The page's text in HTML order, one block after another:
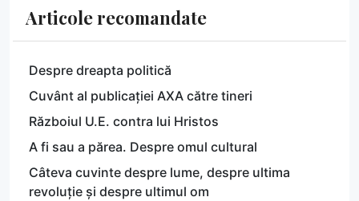
Articole recomandate
Despre dreapta politică
Cuvânt al publicației AXA către tineri
Războiul U.E. contra lui Hristos
A fi sau a părea. Despre omul cultural
Câteva cuvinte despre lume, despre ultima
revoluție și despre ultimul om